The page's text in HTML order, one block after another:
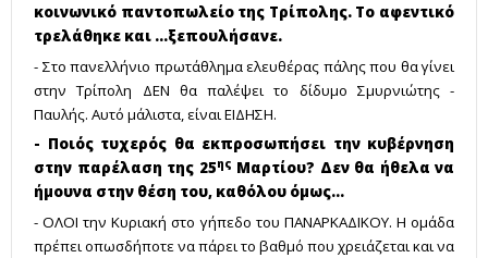
κοινωνικό παντοπωλείο της Τρίπολης. Το αφεντικό
τρελάθηκε και ...ξεπουλήσανε.
- Στο πανελλήνιο πρωτάθλημα ελευθέρας πάλης που θα γίνει
στην Τρίπολη ΔΕΝ θα παλέψει το δίδυμο Σμυρνιώτης -
Παυλής. Αυτό μάλιστα, είναι ΕΙΔΗΣΗ.
- Ποιός τυχερός θα εκπροσωπήσει την κυβέρνηση
στην παρέλαση της 25ης Μαρτίου? Δεν θα ήθελα να
ήμουνα στην θέση του, καθόλου όμως...
- ΟΛΟΙ την Κυριακή στο γήπεδο του ΠΑΝΑΡΚΑΔΙΚΟΥ. Η ομάδα
πρέπει οπωσδήποτε να πάρει το βαθμό που χρειάζεται και να